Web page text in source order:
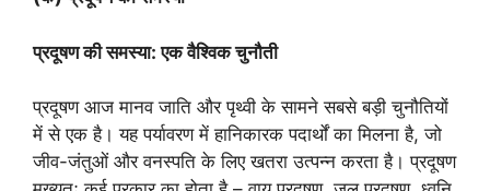
प्रदूषण की समस्या: एक वैश्विक चुनौती
प्रदूषण आज मानव जाति और पृथ्वी के सामने सबसे बड़ी चुनौतियों
में से एक है। यह पर्यावरण में हानिकारक पदार्थों का मिलना है, जो
जीव-जंतुओं और वनस्पति के लिए खतरा उत्पन्न करता है। प्रदूषण